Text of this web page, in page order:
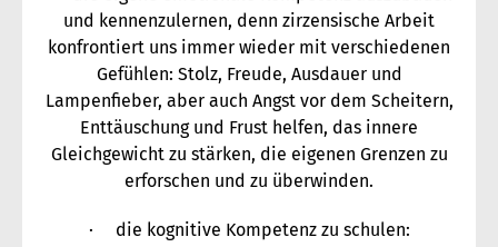
und kennenzulernen, denn zirzensische Arbeit
konfrontiert uns immer wieder mit verschiedenen
Gefühlen: Stolz, Freude, Ausdauer und
Lampenfieber, aber auch Angst vor dem Scheitern,
Enttäuschung und Frust helfen, das innere
Gleichgewicht zu stärken, die eigenen Grenzen zu
erforschen und zu überwinden.
· die kognitive Kompetenz zu schulen: